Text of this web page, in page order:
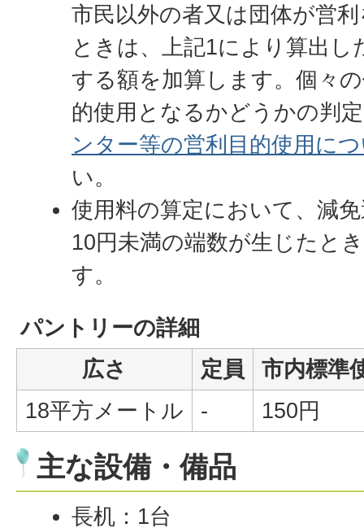
市民以外の者又は団体が営
ときは、上記1により算出し
する額を加算します。個々
的使用となるかどうかの判
ンター等の営利目的使用に
い。
使用料の算定において、減
10円未満の端数が生じたと
す。
パントリーの詳細
広さ
定員
市内標準
18平方メートル
- 150円
主な設備・備品
長机：1台